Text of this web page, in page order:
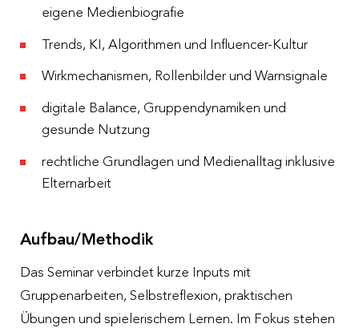
eigene Medienbiografie
Trends, KI, Algorithmen und Influencer-Kultur
Wirkmechanismen, Rollenbilder und Warnsignale
digitale Balance, Gruppendynamiken und
gesunde Nutzung
rechtliche Grundlagen und Medienalltag inklusive
Elternarbeit
Aufbau/Methodik
Das Seminar verbindet kurze Inputs mit
Gruppenarbeiten, Selbstreflexion, praktischen
Übungen und spielerischem Lernen. Im Fokus stehen